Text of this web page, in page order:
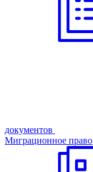
документов
Миграционное право